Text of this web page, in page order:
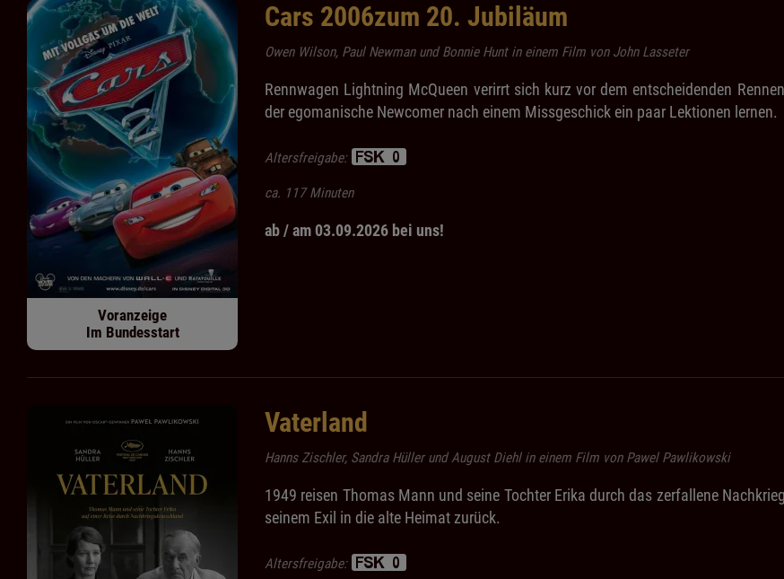
Voranzeige
Im Bundesstart
Cars 2006zum 20. Jubiläum
Owen Wilson, Paul Newman und Bonnie Hunt in einem Film von John Lasseter
Rennwagen Lightning McQueen verirrt sich kurz vor dem entscheidenden
der egomanische Newcomer nach einem Missgeschick ein paar Lektionen lernen.
Altersfreigabe:
ca. 117 Minuten
ab / am 03.09.2026 bei uns!
Vaterland
Hanns Zischler, Sandra Hüller und August Diehl in einem Film von Pawel Pawlikowski
1949 reisen Thomas Mann und seine Tochter Erika durch das zerfallene
seinem Exil in die alte Heimat zurück.
Altersfreigabe: